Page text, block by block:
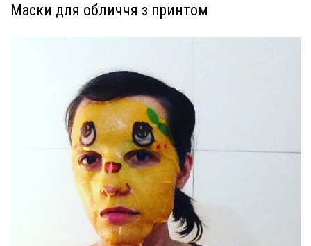
Маски для обличчя з принтом